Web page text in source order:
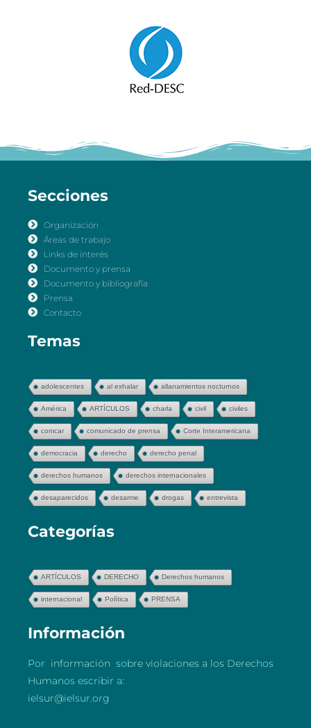
Secciones
Organización
Áreas de trabajo
Links de interés
Documento y prensa
Documento y bibliografía
Prensa
Contacto
Temas
adolescentes al exhalar allanamientos nocturnos
América ARTÍCULOS charla civil civiles
comcar comunicado de prensa Corte Interamericana
democracia derecho derecho penal
derechos humanos derechos internacionales
desaparecidos desarme drogas entrevista
Categorías
ARTÍCULOS DERECHO Derechos humanos
internacional Política PRENSA
Información
Por información sobre violaciones a los Derechos
Humanos escribir a:
ielsur@ielsur.org